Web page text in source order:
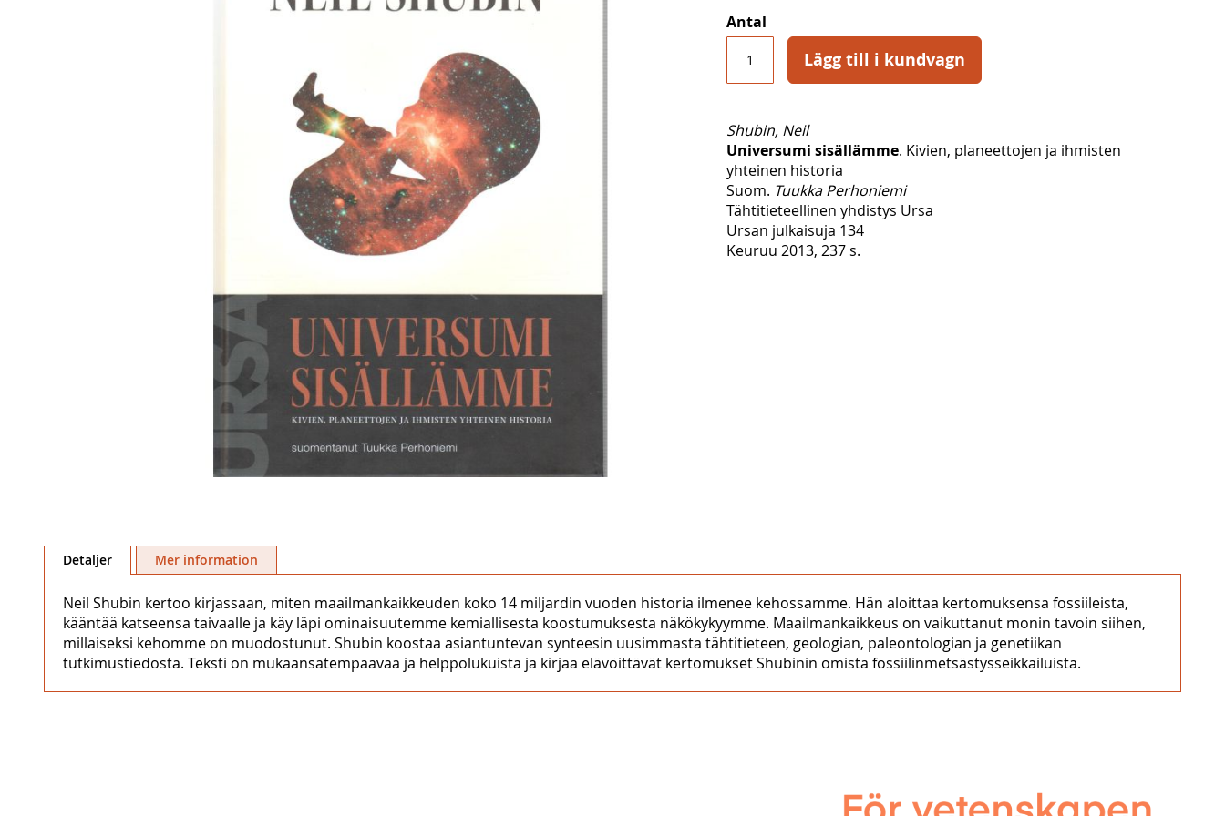
till
bildgalleriet
Antal
Lägg till i kundvagn
Shubin, Neil
Universumi sisällämme. Kivien, planeettojen ja ihmisten
yhteinen historia
Suom. Tuukka Perhoniemi
Tähtitieteellinen yhdistys Ursa
Ursan julkaisuja 134
Keuruu 2013, 237 s.
Detaljer
Neil Shubin kertoo kirjassaan, miten maailmankaikkeuden koko 14 miljardin vuoden historia ilmenee kehossamme. Hän aloittaa kertomuksensa fossiileista,
kääntää katseensa taivaalle ja käy läpi ominaisuutemme kemiallisesta koostumuksesta näkökykyymme. Maailmankaikkeus on vaikuttanut monin tavoin siihen,
millaiseksi kehomme on muodostunut. Shubin koostaa asiantuntevan synteesin uusimmasta tähtitieteen, geologian, paleontologian ja genetiikan
tutkimustiedosta. Teksti on mukaansatempaavaa ja helppolukuista ja kirjaa elävöittävät kertomukset Shubinin omista fossiilinmetsästysseikkailuista.
Mer information